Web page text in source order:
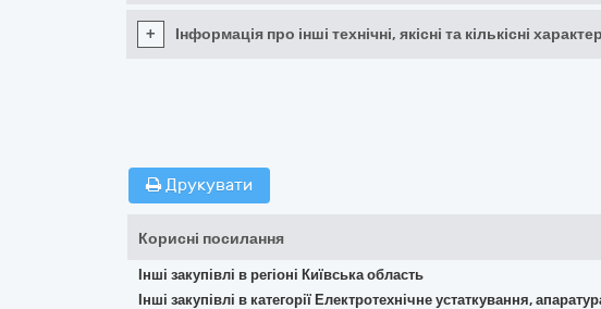
+ Інформація про інші технічні, якісні та кількісні
Друкувати
Корисні посилання
Інші закупівлі в регіоні Київська область
Інші закупівлі в категорії Електротехнічне устаткування,